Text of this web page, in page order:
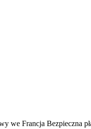
we Francja Bezpieczna